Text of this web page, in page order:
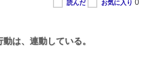
は、 連動している。